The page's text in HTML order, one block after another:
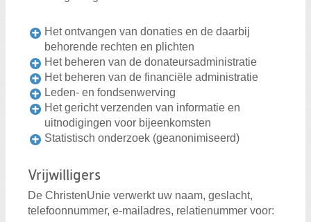
Het ontvangen van donaties en de daarbij
behorende rechten en plichten
Het beheren van de donateursadministratie
Het beheren van de financiële administratie
Leden- en fondsenwerving
Het gericht verzenden van informatie en
uitnodigingen voor bijeenkomsten
Statistisch onderzoek (geanonimiseerd)
Vrijwilligers
De ChristenUnie verwerkt uw naam, geslacht,
telefoonnummer, e-mailadres, relatienummer voor: